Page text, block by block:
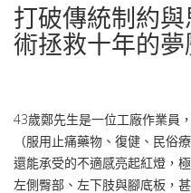
打破傳統制約
術拯救十年的夢
43歲鄭先生是一位工廠作業員
（服用止痛藥物、復健、民俗
還能承受的不適感亮起紅燈，
左側臀部、左下肢與腳底板，